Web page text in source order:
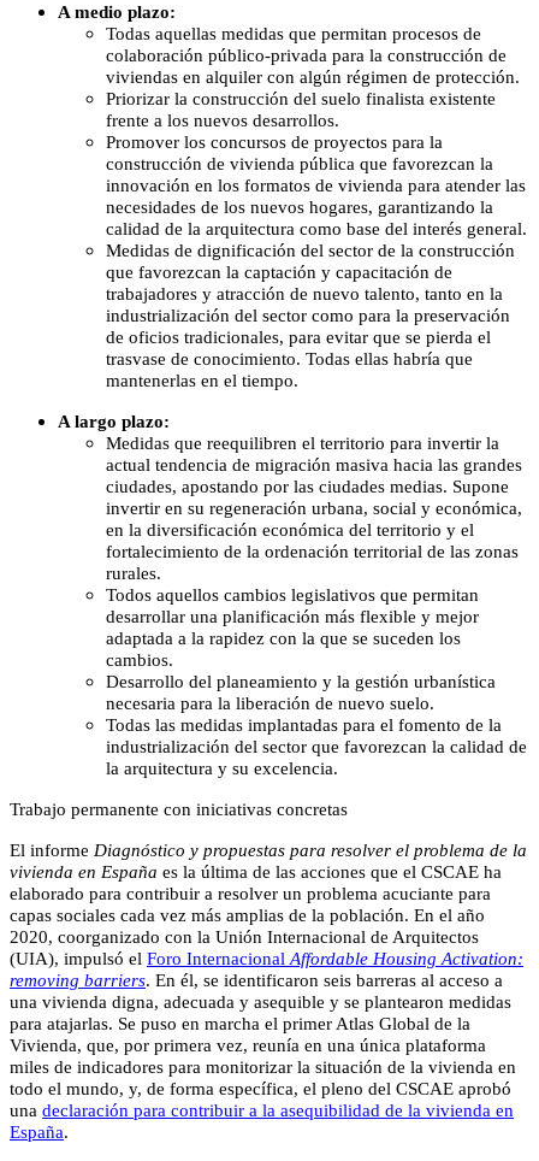
A medio plazo:
Todas aquellas medidas que permitan procesos de
colaboración público-privada para la construcción de
viviendas en alquiler con algún régimen de protección.
Priorizar la construcción del suelo finalista existente
frente a los nuevos desarrollos.
Promover los concursos de proyectos para la
construcción de vivienda pública que favorezcan la
innovación en los formatos de vivienda para atender las
necesidades de los nuevos hogares, garantizando la
calidad de la arquitectura como base del interés general.
Medidas de dignificación del sector de la construcción
que favorezcan la captación y capacitación de
trabajadores y atracción de nuevo talento, tanto en la
industrialización del sector como para la preservación
de oficios tradicionales, para evitar que se pierda el
trasvase de conocimiento. Todas ellas habría que
mantenerlas en el tiempo.
A largo plazo:
Medidas que reequilibren el territorio para invertir la
actual tendencia de migración masiva hacia las grandes
ciudades, apostando por las ciudades medias. Supone
invertir en su regeneración urbana, social y económica,
en la diversificación económica del territorio y el
fortalecimiento de la ordenación territorial de las zonas
rurales.
Todos aquellos cambios legislativos que permitan
desarrollar una planificación más flexible y mejor
adaptada a la rapidez con la que se suceden los
cambios.
Desarrollo del planeamiento y la gestión urbanística
necesaria para la liberación de nuevo suelo.
Todas las medidas implantadas para el fomento de la
industrialización del sector que favorezcan la calidad de
la arquitectura y su excelencia.
Trabajo permanente con iniciativas concretas
El informe Diagnóstico y propuestas para resolver el problema de la
vivienda en España es la última de las acciones que el CSCAE ha
elaborado para contribuir a resolver un problema acuciante para
capas sociales cada vez más amplias de la población. En el año
2020, coorganizado con la Unión Internacional de Arquitectos
(UIA), impulsó el Foro Internacional Affordable Housing Activation:
removing barriers. En él, se identificaron seis barreras al acceso a
una vivienda digna, adecuada y asequible y se plantearon medidas
para atajarlas. Se puso en marcha el primer Atlas Global de la
Vivienda, que, por primera vez, reunía en una única plataforma
miles de indicadores para monitorizar la situación de la vivienda en
todo el mundo, y, de forma específica, el pleno del CSCAE aprobó
una declaración para contribuir a la asequibilidad de la vivienda en
España.